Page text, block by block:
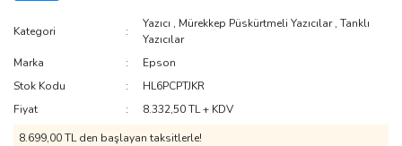
Kategori
Yazıcı, Mürekkep Püskürtmeli Yazıcılar,Tanklı
Yazıcılar
Marka
Epson
Stok Kodu
HL6PCPTJKR
Fiyat
8.332,50 TL + KDV
8.699,00 TL den başlayan taksitlerle!